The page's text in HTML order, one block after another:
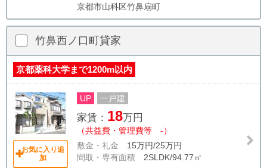
京都市山科区竹鼻扇町
竹鼻西ノ口町貸家
京都薬科大学まで1200m以内
お気に入り追
加
UP 一戸建
家賃： 18万円
（共益費・管理費等 -）
敷金・礼金 15万円/25万円
間取・専有面積 2SLDK/94.77㎡